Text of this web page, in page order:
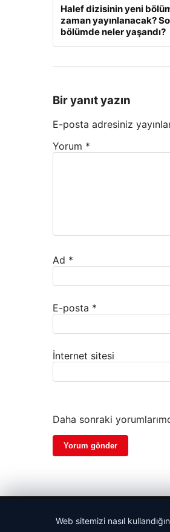
Halef dizisinin yeni
zaman yayınlanacak?
bölümde neler yaşandı?
Bir yanıt yazın
E-posta adresiniz
Yorum *
Ad *
E-posta *
İnternet sitesi
Daha sonraki
Web sitemizi nasıl